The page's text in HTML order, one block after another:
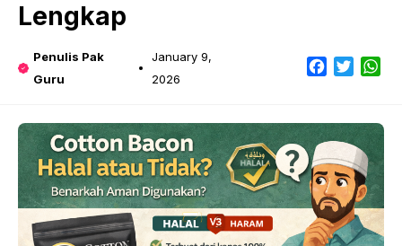
Lengkap
Penulis Pak
Guru
January 9,
2026
Facebook
Twitter